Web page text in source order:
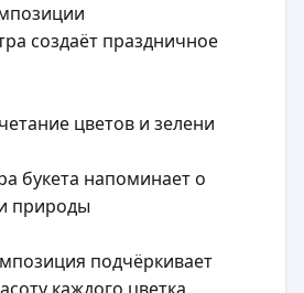
создаёт праздничное
цветов и зелени
букета напоминает о
природы
подчёркивает